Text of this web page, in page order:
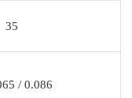
35
/ 0.086